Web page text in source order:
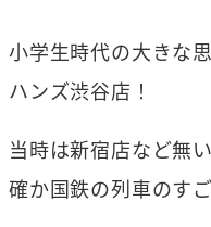
小学生時代の大きな
ハンズ渋谷店！
当時は新宿店など無
確か国鉄の列車のす